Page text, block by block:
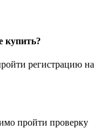
купить?
регистрацию на
пройти проверку